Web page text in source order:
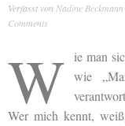
Verfasst von Nadine Beckmann
Comments
W
ie man
wie
Wer mich kennt,